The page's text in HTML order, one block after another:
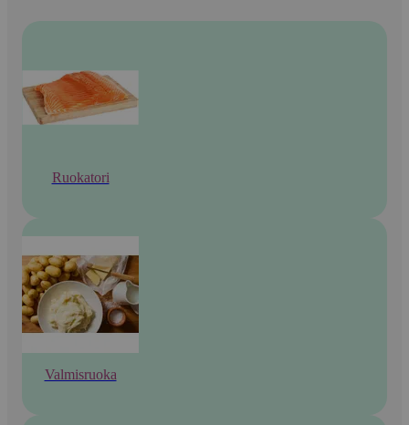
Ruokatori
Valmisruoka